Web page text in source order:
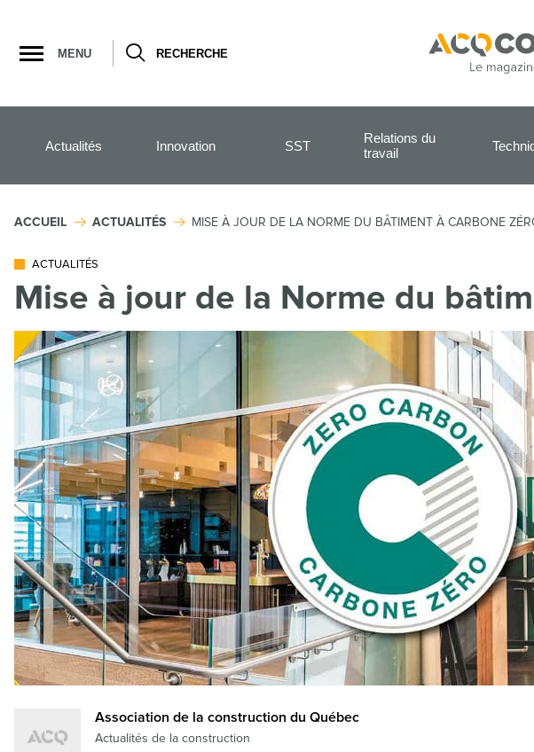
la
navigation
MENU RECHERCHE
Actualités Innovation SST
Relations du
travail
ACCUEIL ACTUALITÉS MISE À JOUR DE LA NORME DU BÂTIMENT À CARBONE
ACTUALITÉS
Mise à jour de la Norme du
Association de la construction du Québec
Actualités de la construction